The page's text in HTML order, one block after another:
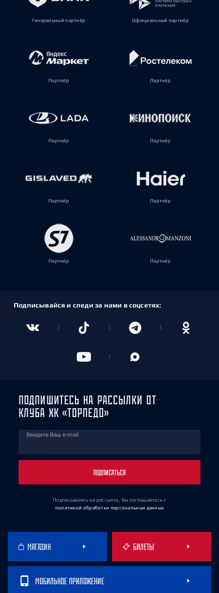
Генеральный партнёр Официальный партнёр
Партнёр Партнёр
Партнёр Партнёр
Партнёр Партнёр
Партнёр Партнёр
Подписывайся и следи за нами в соцсетях:
ПОДПИШИТЕСЬ НА РАССЫЛКИ ОТ
КЛУБА ХК «ТОРПЕДО»
Введите Ваш e-mail
ПОДПИСАТЬСЯ
Подписываясь на рассылку, Вы соглашаетесь с
политикой обработки персональных данных
МАГАЗИН БИЛЕТЫ
МОБИЛЬНОЕ ПРИЛОЖЕНИЕ